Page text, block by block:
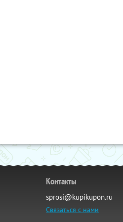
Контакты
sprosi@kupikupon.ru
Связаться с нами